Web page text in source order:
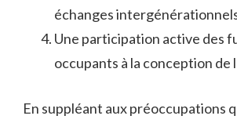
échanges
Une participation active des
occupants à la conception de
En suppléant aux préoccupations